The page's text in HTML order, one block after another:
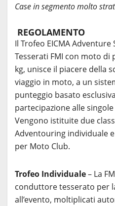
Case in segmento molto
REGOLAMENTO
Il Trofeo EICMA Adventure
Tesserati FMI con moto di
kg, unisce il piacere della
viaggio in moto, a un
punteggio basato
partecipazione alle
Vengono istituite due
Adventouring individuale
per Moto Club.
Trofeo Individuale– La
conduttore tesserato per
all’evento, moltiplicati